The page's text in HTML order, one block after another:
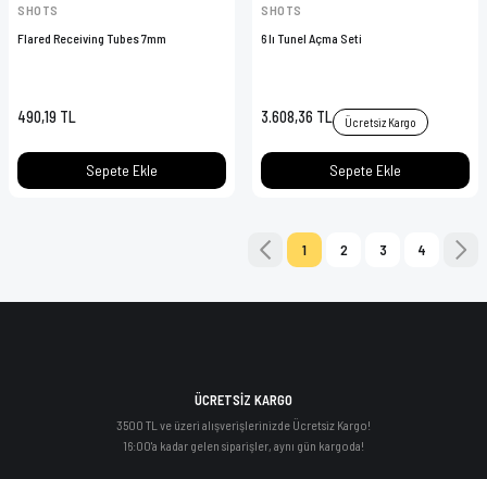
SHOTS
Flared Receiving Tubes 7mm
490,19 TL
Sepete Ekle
SHOTS
6 lı Tunel Açma Seti
3.608,36 TL Ücretsiz Kargo
Sepete Ekle
1 2 3 4
ÜCRETSİZ KARGO
3500 TL ve üzeri alışverişlerinizde Ücretsiz Kargo!
16:00'a kadar gelen siparişler, aynı gün kargoda!